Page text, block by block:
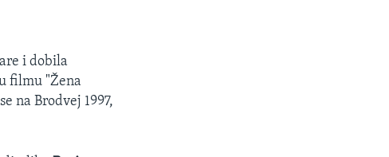
i dobila
filmu "Žena
na Brodvej 1997,